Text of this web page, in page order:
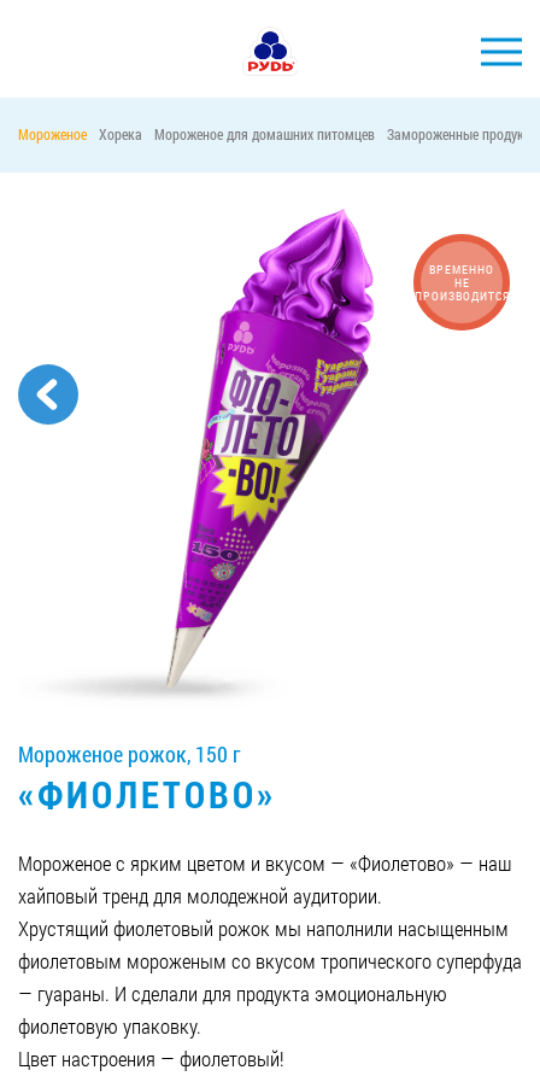
ПРОДУКЦИЯ
КОМПАНИЯ
ПОТРЕБИТЕЛЯМ
АКЦИИ
ПРЕСС-ЦЕНТР
ХОРЕКА
Тендерные закупки
Контакты
Вакансии
ЗАКАЗАТЬ ПРОДУКЦИЮ «РУДЬ»:
СТАТЬ ПАРТНЕРОМ
0412 42 29 23
Мороженое Хорека Мороженое для домашних питомцев Замороженные продукты
ВРЕМЕННО
НЕ
ПРОИЗВОДИТСЯ
Мороженое рожок, 150 г
«ФИОЛЕТОВО»
Мороженое с ярким цветом и вкусом — «Фиолетово» — наш
хайповый тренд для молодежной аудитории.
Хрустящий фиолетовый рожок мы наполнили насыщенным
фиолетовым мороженым со вкусом тропического суперфуда
— гуараны. И сделали для продукта эмоциональную
фиолетовую упаковку.
Цвет настроения — фиолетовый!